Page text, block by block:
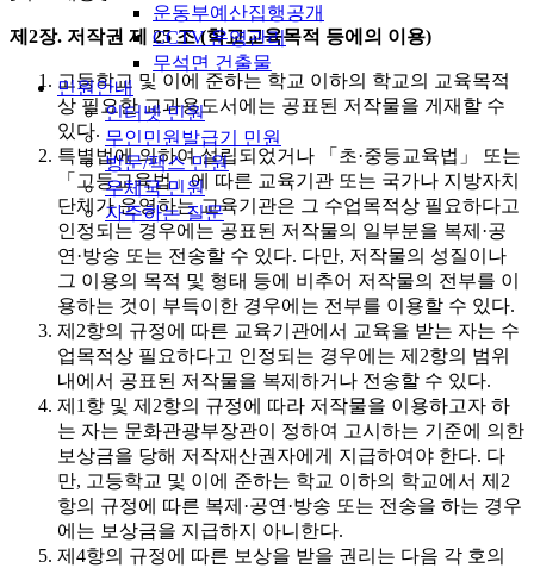
운동부예산집행공개
CCTV 운영관리
무석면 건출물
민원안내
인터넷 민원
무인민원발급기 민원
방문/팩스 민원
우체국 민원
자주하는 질문
제2장. 저작권 제 25 조 (학교교육목적 등에의 이용)
고등학교 및 이에 준하는 학교 이하의 학교의 교육목적
상 필요한 교과용도서에는 공표된 저작물을 게재할 수
있다.
특별법에 의하여 설립되었거나 「초·중등교육법」 또는
「고등교육법」에 따른 교육기관 또는 국가나 지방자치
단체가 운영하는 교육기관은 그 수업목적상 필요하다고
인정되는 경우에는 공표된 저작물의 일부분을 복제·공
연·방송 또는 전송할 수 있다. 다만, 저작물의 성질이나
그 이용의 목적 및 형태 등에 비추어 저작물의 전부를 이
용하는 것이 부득이한 경우에는 전부를 이용할 수 있다.
제2항의 규정에 따른 교육기관에서 교육을 받는 자는 수
업목적상 필요하다고 인정되는 경우에는 제2항의 범위
내에서 공표된 저작물을 복제하거나 전송할 수 있다.
제1항 및 제2항의 규정에 따라 저작물을 이용하고자 하
는 자는 문화관광부장관이 정하여 고시하는 기준에 의한
보상금을 당해 저작재산권자에게 지급하여야 한다. 다
만, 고등학교 및 이에 준하는 학교 이하의 학교에서 제2
항의 규정에 따른 복제·공연·방송 또는 전송을 하는 경우
에는 보상금을 지급하지 아니한다.
제4항의 규정에 따른 보상을 받을 권리는 다음 각 호의